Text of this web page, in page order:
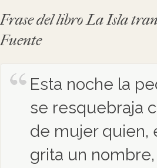
Frase del libro La Isla
Fuente
Esta noche la
se resquebraja
de mujer quien,
grita un